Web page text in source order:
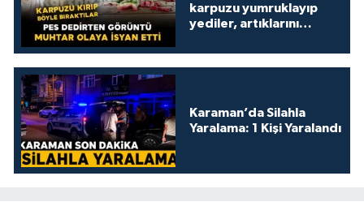
karpuzu yumruklayıp
yediler, artıklarını
Karaman’da Silahla
Yaralama: 1 Kişi Yaralandı